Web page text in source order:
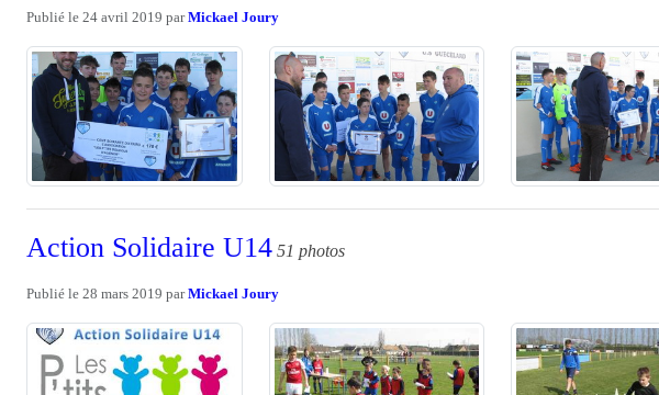
Publié le 24 avril 2019 parMickael Joury
Action Solidaire U14 51 photos
Publié le 28 mars 2019 parMickael Joury